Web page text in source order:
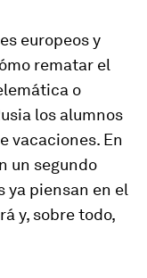
europeos y
rematar el
o
los alumnos
vacaciones. En
un segundo
ya piensan en el
y, sobre todo,